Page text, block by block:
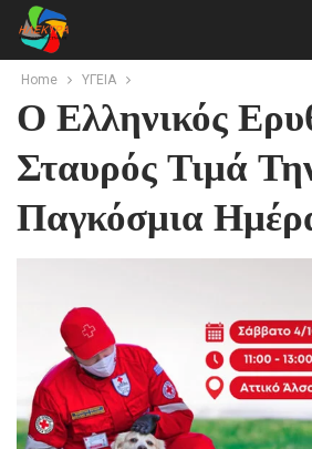
Home ΥΓΕΙΑ
Ο Ελληνικός
Σταυρός Τιμά
Παγκόσμια